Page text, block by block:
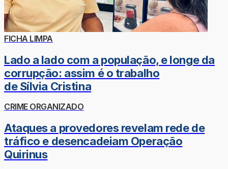
FICHA LIMPA
Lado a lado com a população, e longe da
corrupção: assim é o trabalho
de Sílvia Cristina
CRIME ORGANIZADO
Ataques a provedores revelam rede de
tráfico e desencadeiam Operação
Quirinus